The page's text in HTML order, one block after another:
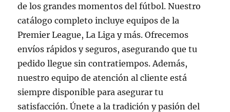
de los grandes momentos del fútbol. Nuestro
catálogo completo incluye equipos de la
Premier League, La Liga y más. Ofrecemos
envíos rápidos y seguros, asegurando que tu
pedido llegue sin contratiempos. Además,
nuestro equipo de atención al cliente está
siempre disponible para asegurar tu
satisfacción. Únete a la tradición y pasión del